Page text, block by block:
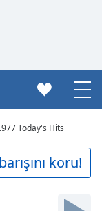
.977 Today's Hits
koru!